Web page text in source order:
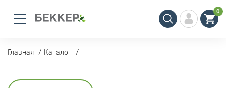
0
Главная Каталог